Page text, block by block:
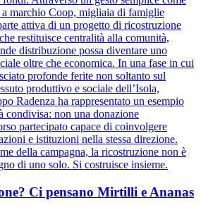
marchio Coop, migliaia di famiglie
attiva di un progetto di ricostruzione
restituisce centralità alla comunità,
distribuzione possa diventare uno
oltre che economica. In una fase in cui
profonde ferite non soltanto sul
produttivo e sociale dell’Isola,
Radenza ha rappresentato un esempio
condivisa: non una donazione
partecipato capace di coinvolgere
e istituzioni nella stessa direzione.
della campagna, la ricostruzione non è
di uno solo. Si costruisce insieme.
Ci pensano Mirtilli e Ananas